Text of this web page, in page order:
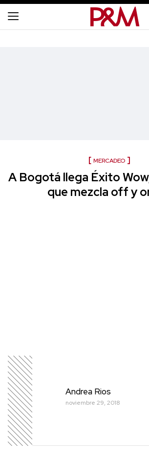
MERCADEO
A Bogotá llega Éxito
que mezcla off y
Andrea Rios
noviembre 29, 2018